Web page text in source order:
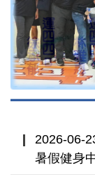
2026-06-
暑假健身